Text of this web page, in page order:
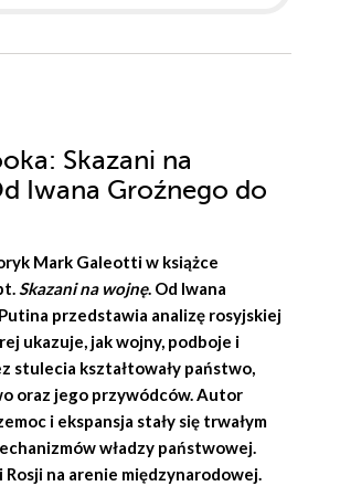
: Skazani na
Iwana Groźnego do
Mark Galeottiw książce
Skazani na wojnę. Od Iwana
przedstawia analizę rosyjskiej
ukazuje, jak wojny, podboje i
stulecia kształtowały państwo,
oraz jego przywódców. Autor
i ekspansja stały się trwałym
władzy państwowej.
Rosji na arenie międzynarodowej.